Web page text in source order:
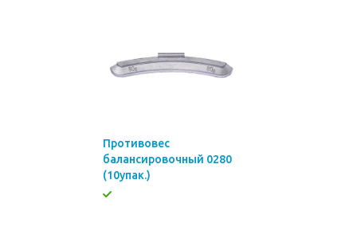
Противовес
балансировочный 0280
(10упак.)